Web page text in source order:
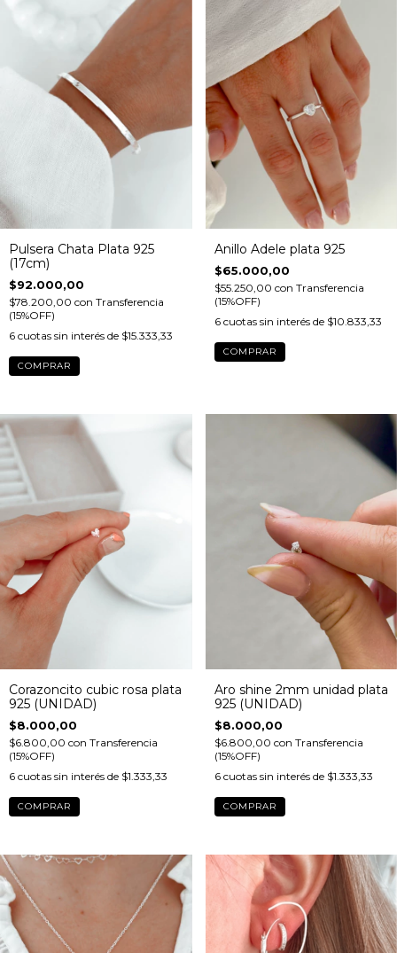
Pulsera Chata Plata 925
(17cm)
$92.000,00
$78.200,00 con Transferencia
(15%OFF)
6 cuotas sin interés de $15.333,33
Anillo Adele plata 925
$65.000,00
$55.250,00 con Transferencia
(15%OFF)
6 cuotas sin interés de $10.833,33
COMPRAR
Corazoncito cubic rosa plata
925 (UNIDAD)
$8.000,00
$6.800,00 con Transferencia
(15%OFF)
6 cuotas sin interés de $1.333,33
Aro shine 2mm unidad plata
925 (UNIDAD)
$8.000,00
$6.800,00 con Transferencia
(15%OFF)
6 cuotas sin interés de $1.333,33